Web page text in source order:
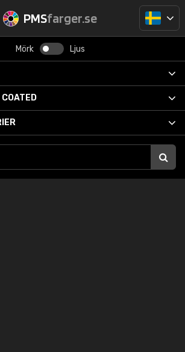
PMSfarger.se
Mörk Ljus
COATED